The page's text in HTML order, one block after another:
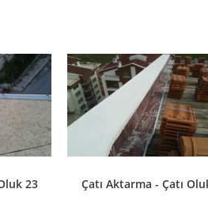
23 Çatı Aktarma - Çatı